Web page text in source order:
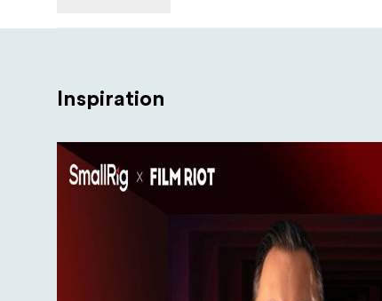
Inspiration